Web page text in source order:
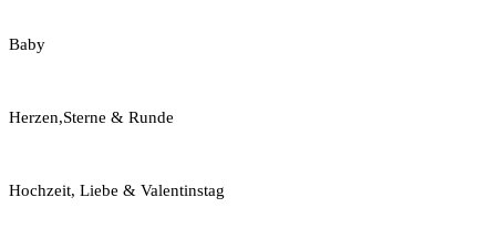
Baby
Herzen,Sterne & Runde
Hochzeit, Liebe & Valentinstag